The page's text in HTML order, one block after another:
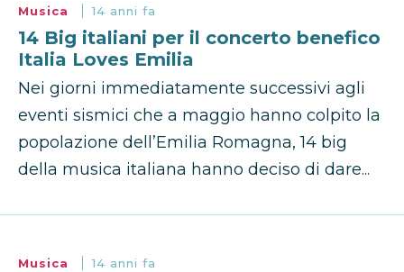
Musica 14 anni fa
14 Big italiani per il concerto benefico
Italia Loves Emilia
Nei giorni immediatamente successivi agli
eventi sismici che a maggio hanno colpito la
popolazione dell’Emilia Romagna, 14 big
della musica italiana hanno deciso di dare...
Musica 14 anni fa